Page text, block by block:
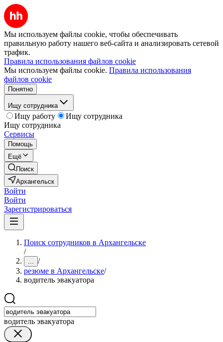
Мы используем файлы cookie, чтобы обеспечивать
правильную работу нашего веб-сайта и анализировать сетевой
трафик.
Правила использования файлов cookie
Мы используем файлы cookie. Правила использования
файлов cookie
Понятно
Ищу сотрудника
Ищу работу
Ищу сотрудника
Ищу сотрудника
Сервисы
Помощь
Ещё
Поиск
Архангельск
Войти
Войти
Зарегистрироваться
Поиск сотрудников в Архангельске
/
... /
резюме в Архангельске/
водитель эвакуатора
водитель эвакуатора